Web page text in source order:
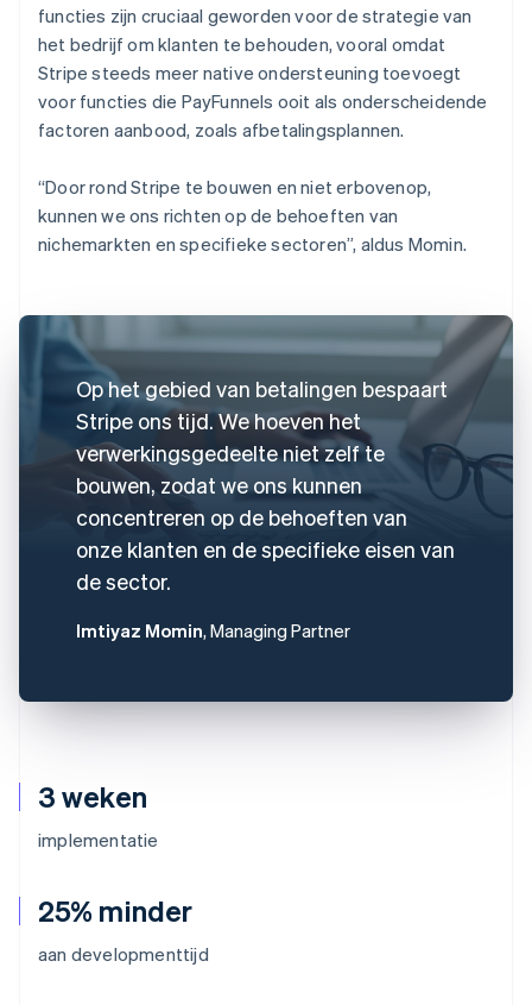
3 weken
implementatie
25% minder
aan developmenttijd
functies zijn cruciaal geworden voor de strategie van
het bedrijf om klanten te behouden, vooral omdat
Stripe steeds meer native ondersteuning toevoegt
voor functies die PayFunnels ooit als onderscheidende
factoren aanbood, zoals afbetalingsplannen.
“Door rond Stripe te bouwen en niet erbovenop,
kunnen we ons richten op de behoeften van
nichemarkten en specifieke sectoren”, aldus Momin.
Op het gebied van betalingen bespaart
Stripe ons tijd. We hoeven het
verwerkingsgedeelte niet zelf te
bouwen, zodat we ons kunnen
concentreren op de behoeften van
onze klanten en de specifieke eisen van
de sector.
Imtiyaz Momin, Managing Partner